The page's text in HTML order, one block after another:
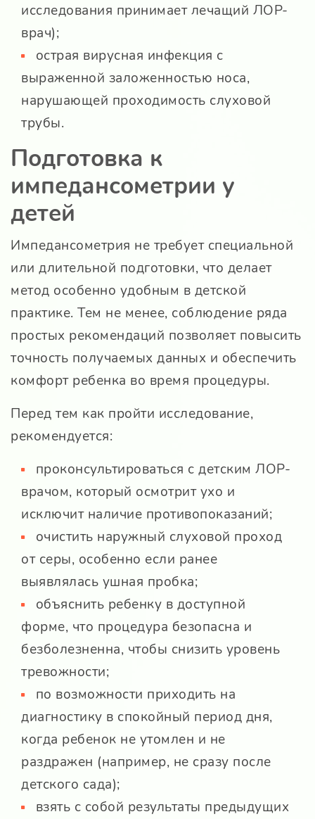
исследования принимает лечащий ЛОР-
врач);
острая вирусная инфекция с
выраженной заложенностью носа,
нарушающей проходимость слуховой
трубы.
Подготовка к
импедансометрии у
детей
Импедансометрия не требует специальной
или длительной подготовки, что делает
метод особенно удобным в детской
практике. Тем не менее, соблюдение ряда
простых рекомендаций позволяет повысить
точность получаемых данных и обеспечить
комфорт ребенка во время процедуры.
Перед тем как пройти исследование,
рекомендуется:
проконсультироваться с детским ЛОР-
врачом, который осмотрит ухо и
исключит наличие противопоказаний;
очистить наружный слуховой проход
от серы, особенно если ранее
выявлялась ушная пробка;
объяснить ребенку в доступной
форме, что процедура безопасна и
безболезненна, чтобы снизить уровень
тревожности;
по возможности приходить на
диагностику в спокойный период дня,
когда ребенок не утомлен и не
раздражен (например, не сразу после
детского сада);
взять с собой результаты предыдущих